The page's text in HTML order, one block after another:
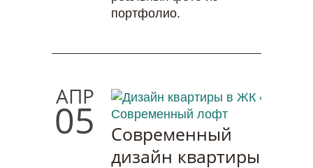
портфолио.
АПР
05
Современный
дизайн квартиры